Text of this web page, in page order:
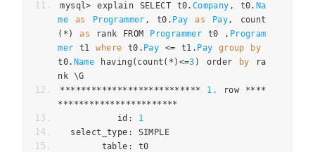
mysql> explain SELECT t0. Company , t0. Na
me
as Programmer , t0 . Pay as Pay,
count
(*)
as rank FROM Programmer t0 , Program
mer t1 where t0 . Pay <= t1 . Pay group
by
t0. Name having ( count (*)<=3 ) order by ra
nk \G
***************************
1. row ****
***********************
           id
:
1
  select_type
:
SIMPLE
        table
:
t0